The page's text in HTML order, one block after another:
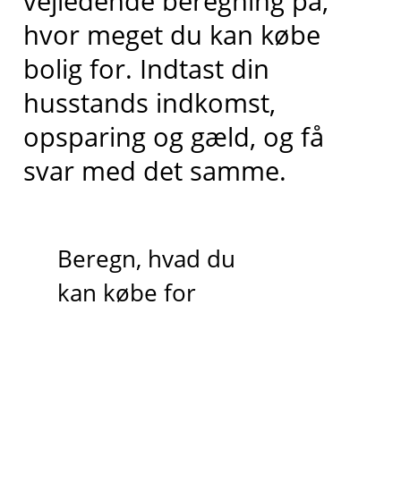
hvor meget du kan købe
bolig for. Indtast din
husstands indkomst,
opsparing og gæld, og få
svar med det samme.
Beregn, hvad du
kan købe for